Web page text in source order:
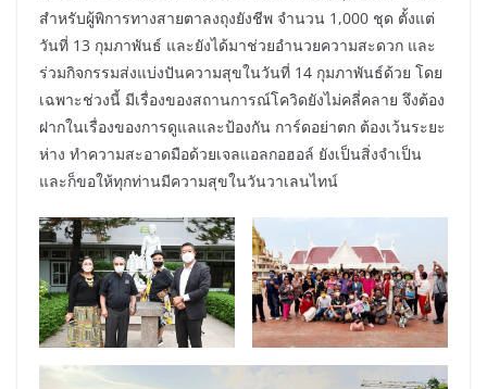
สำหรับผู้พิการทางสายตาลงถุงยังชีพ จำนวน 1,000 ชุด ตั้งแต่
วันที่ 13 กุมภาพันธ์ และยังได้มาช่วยอำนวยความสะดวก และ
ร่วมกิจกรรมส่งแบ่งปันความสุขในวันที่ 14 กุมภาพันธ์ด้วย โดย
เฉพาะช่วงนี้ มีเรื่องของสถานการณ์โควิดยังไม่คลี่คลาย จึงต้อง
ฝากในเรื่องของการดูแลและป้องกัน การ์ดอย่าตก ต้องเว้นระยะ
ห่าง ทำความสะอาดมือด้วยเจลแอลกอฮอล์ ยังเป็นสิ่งจำเป็น
และก็ขอให้ทุกท่านมีความสุขในวันวาเลนไทน์